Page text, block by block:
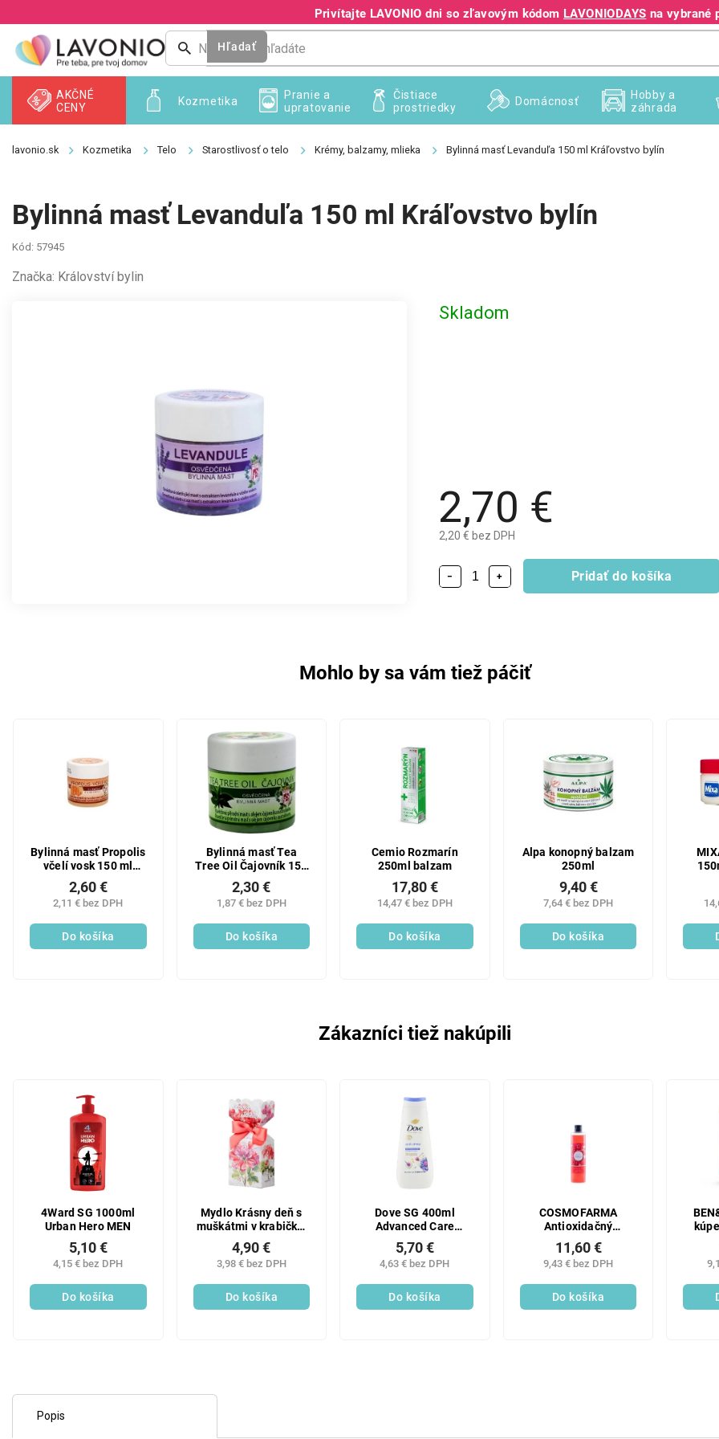
na
obsah
Privítajte LAVONIO dni so zľavovým kódom LAVONIODAYS na vybrané
+421 940 995 209
Hľadať
Kozmetika
AKČNÉ
CENY
Pranie a
upratovanie
Čistiace
prostriedky
Domácnosť
Hobby a
záhrada
Kozmetika Telo Starostlivosť o telo Krémy, balzamy, mlieka Bylinná masť Levanduľa 150 ml Kráľovstvo bylín
Bylinná masť Levanduľa 150 ml Kráľovstvo bylín
Kód: 57945
Značka: Království bylin
2,70 €
2,20 € bez DPH
Skladom
+
− Pridať do košíka
Mohlo by sa vám tiež páčiť
Bylinná masť Propolis
včelí vosk 150 ml
Kráľovstvo bylín
2,11 € bez DPH
2,60 €
Do košíka
Bylinná masť Tea
Tree Oil Čajovník 150
ml Kráľovstvo bylín
1,87 € bez DPH
2,30 €
Do košíka
Cemio Rozmarín
250ml balzam
14,47 € bez DPH
17,80 €
Do košíka
Alpa konopný balzam
250ml
7,64 € bez DPH
9,40 €
Do košíka
Zákazníci tiež nakúpili
4Ward SG 1000ml
Urban Hero MEN
4,15 € bez DPH
5,10 €
Do košíka
Mydlo Krásny deň s
muškátmi v krabičke,
v staroružovej farbe
90g
3,98 € bez DPH
4,90 €
Do košíka
Dove SG 400ml
Advanced Care
Antistress
4,63 € bez DPH
5,70 €
Do košíka
COSMOFARMA
Antioxidačný
sprchový gél s
extraktom z
granátového jablka,
300 ml
9,43 € bez DPH
11,60 €
Do košíka
Popis